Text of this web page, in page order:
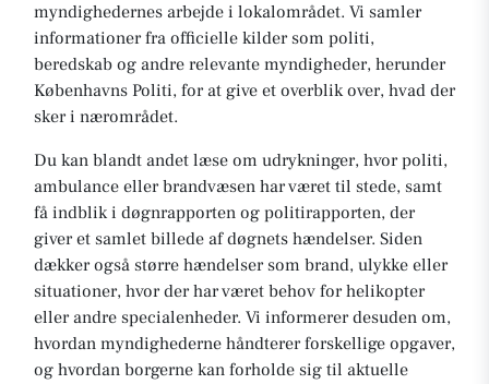
myndighedernes arbejde i lokalområdet. Vi samler
informationer fra officielle kilder som politi,
beredskab og andre relevante myndigheder, herunder
Københavns Politi, for at give et overblik over, hvad der
sker i nærområdet.
Du kan blandt andet læse om udrykninger, hvor politi,
ambulance eller brandvæsen har været til stede, samt
få indblik i døgnrapporten og politirapporten, der
giver et samlet billede af døgnets hændelser. Siden
dækker også større hændelser som brand, ulykke eller
situationer, hvor der har været behov for helikopter
eller andre specialenheder. Vi informerer desuden om,
hvordan myndighederne håndterer forskellige opgaver,
og hvordan borgerne kan forholde sig til aktuelle